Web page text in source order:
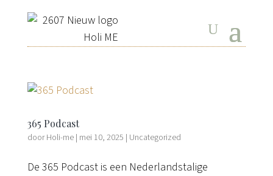
365 Podcast
doorHoli-me| mei 10, 2025 | Uncategorized
De 365 Podcast is een Nederlandstalige